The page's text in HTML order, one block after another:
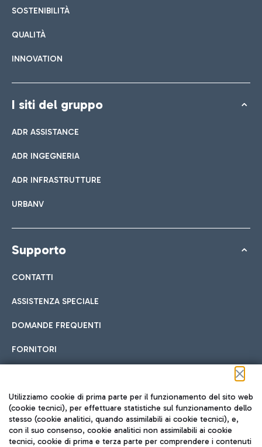
SOSTENIBILITÀ
QUALITÀ
INNOVATION
I siti del gruppo
ADR ASSISTANCE
ADR INGEGNERIA
ADR INFRASTRUTTURE
URBANV
Supporto
CONTATTI
ASSISTENZA SPECIALE
DOMANDE FREQUENTI
FORNITORI
Seguici sui social
Utilizziamo cookie di prima parte per il funzionamento del sito web
(cookie tecnici), per effettuare statistiche sul funzionamento dello
stesso (cookie analitici, quando assimilabili ai cookie tecnici), e,
con il suo consenso, cookie analitici non assimilabili ai cookie
tecnici, cookie di prima e terza parte per comprendere i contenuti